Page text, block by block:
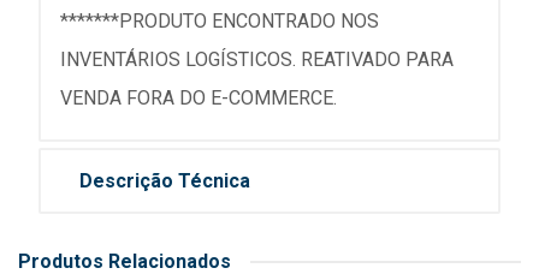
*******PRODUTO ENCONTRADO NOS
INVENTÁRIOS LOGÍSTICOS. REATIVADO PARA
VENDA FORA DO E-COMMERCE.
Descrição Técnica
Produtos Relacionados